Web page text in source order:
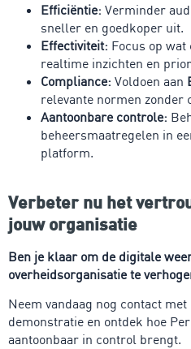
Efficiëntie: Verminder
sneller en goedkoper uit.
Effectiviteit: Focus op
realtime inzichten en
Compliance: Voldoen aan
relevante normen zonder
Aantoonbare controle:
beheersmaatregelen in
platform.
Verbeter nu het
jouw organisatie
Ben je klaar om de digitale
overheidsorganisatie te
Neem vandaag nog contact
demonstratie en ontdek hoe
aantoonbaar in control brengt.